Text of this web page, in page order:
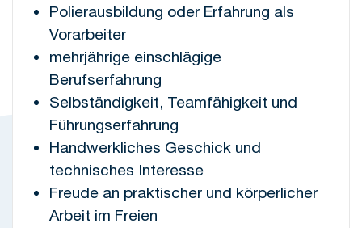
Polierausbildung oder Erfahrung als
Vorarbeiter
mehrjährige einschlägige
Berufserfahrung
Selbständigkeit, Teamfähigkeit und
Führungserfahrung
Handwerkliches Geschick und
technisches Interesse
Freude an praktischer und körperlicher
Arbeit im Freien